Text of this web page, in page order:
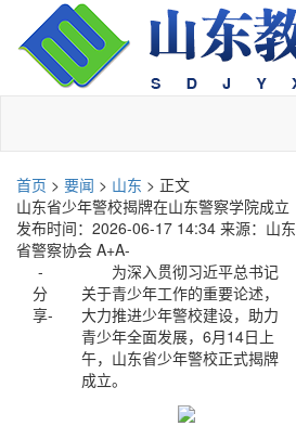
首页 > 要闻 > 山东 > 正文
山东省少年警校揭牌在山东警察学院成立
发布时间：2026-06-17 14:34 来源：山东
省警察协会 A+A-
-
分
享-
为深入贯彻习近平总书记
关于青少年工作的重要论述，
大力推进少年警校建设，助力
青少年全面发展，6月14日上
午，山东省少年警校正式揭牌
成立。